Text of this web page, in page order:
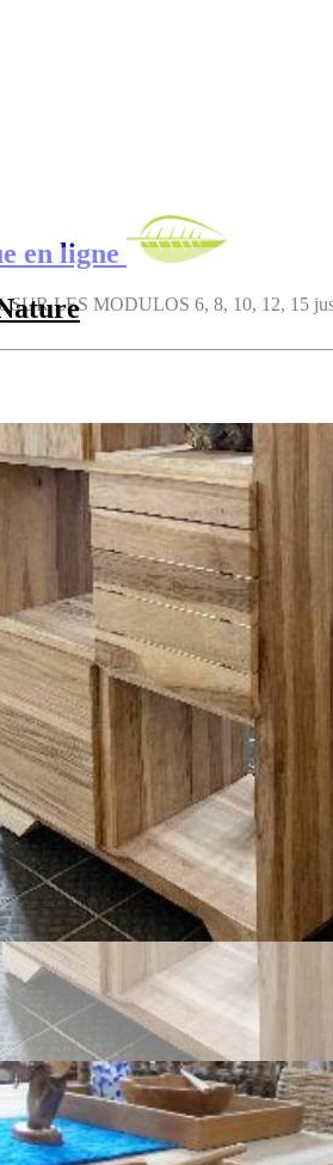
en ligne
LES MODULOS 6, 8, 10, 12, 15
Nature